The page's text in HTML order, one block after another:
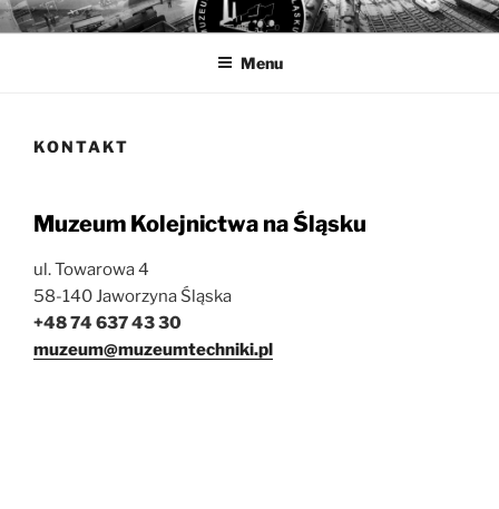
Przejdź
do
MUZEUM KOLEJNICTWA
Muzeum Kolejnictwa na Śląsku w Jaworzynie Śląskiej
Menu
KONTAKT
Muzeum Kolejnictwa na Śląsku
ul. Towarowa 4
58-140 Jaworzyna Śląska
+48 74 637 43 30
muzeum@muzeumtechniki.pl